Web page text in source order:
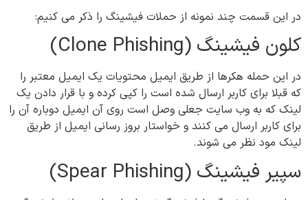
در این قسمت چند نمونه از حملات فیشینگ را ذکر می کنیم:
کلون فیشینگ (Clone Phishing)
در این حمله هکرها از طریق ایمیل محتویات یک ایمیل معتبر را
که قبلا برای کاربر ارسال شده است را کپی کرده و با قرار دادن یک
لینک که به وب سایت جعلی وصل است روی آن ایمیل دوباره آن را
برای کاربر ارسال می کنند و خواستار بروز رسانی ایمیل از طریق
لینک مود نظر می شوند.
سپیر فیشینگ (Spear Phishing)